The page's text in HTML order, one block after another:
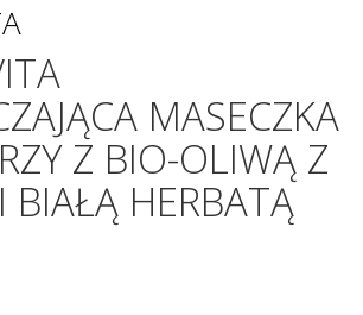
MASECZKA
Z BIO-OLIWĄ Z
BIAŁĄ HERBATĄ